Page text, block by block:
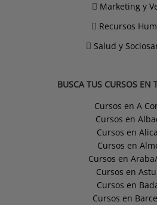
Marketing y
Recursos
Salud y
BUSCA TUS CURSOS EN
Cursos en A
Cursos en
Cursos en
Cursos en
Cursos en
Cursos en
Cursos en
Cursos en